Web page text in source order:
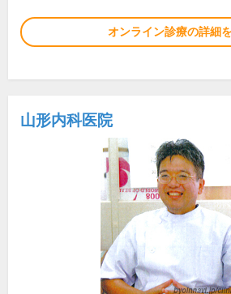
オンライン診療の詳細
山形内科医院